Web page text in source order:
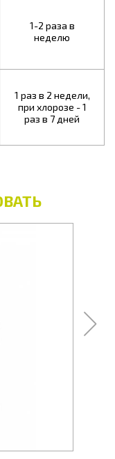
1-2 раза в
неделю
1 раз в 2 недели,
при хлорозе - 1
раз в 7 дней